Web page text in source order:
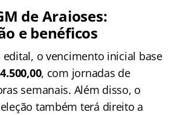
de Araioses:
e benéficos
o vencimento inicial base
, com jornadas de
semanais. Além disso, o
também terá direito a